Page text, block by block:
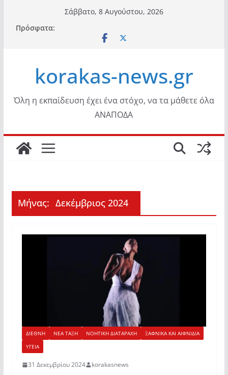
περιεχόμενο
Σάββατο, 8 Αυγούστου, 2026
Πρόσφατα:
korakas-news.gr
Όλη η εκπαίδευση έχει ένα στόχο, να τα μάθετε όλα
ΑΝΑΠΟΔΑ
Μήνας: Δεκέμβριος 2024
ΔΙΕΘΝΗ ΝΕΑ ΤΑΞΗ ΝΟΗΤΙΚΗ ΔΙΑΤΑΡΑΧΗ
ΞΑΦΝΙΚΑ ΚΑΙ ΑΙΦΝΙΔΙΑ
ΥΓΕΙΑ
31 Δεκεμβρίου 2024 korakasnews